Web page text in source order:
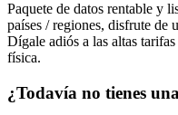
Paquete de datos rentable y
países / regiones, disfrute de
Dígale adiós a las altas
física.
¿Todavía no tienes